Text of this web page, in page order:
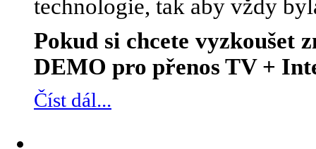
technologie, tak aby vždy
Pokud si chcete vyzkoušet
DEMO pro přenos TV +
Číst dál...